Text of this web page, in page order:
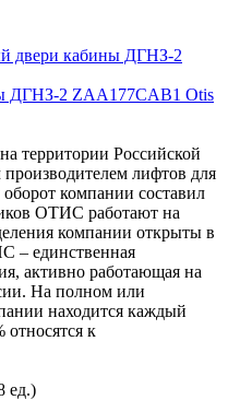
ДГНЗ-2 ZAA177CAB1 Otis
территории Российской
лифтов для
компании составил
ОТИС работают на
компании открыты в
– единственная
активно работающая на
На полном или
находится каждый
к
ед.)